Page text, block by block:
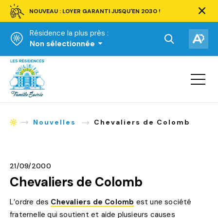
NOUVEAU : LOYER GARANTI JUSQU'EN 2030 !
barre
Résidence la plus près :
Non sélectionnée
Ouvrir
la
recherche.
la
Accueil
Ouvrir
la
AccueilNouvelles Chevaliers de Colomb
21/09/2000
Chevaliers de Colomb
L’ordre des Chevaliers de Colomb est une société
fraternelle qui soutient et aide plusieurs causes